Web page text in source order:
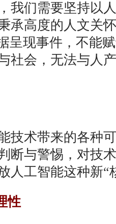
我们需要坚持以
承高度的人文关
呈现事件，不能
社会，无法与人
术带来的各种可
断与警惕，对技
人工智能这种新“
性